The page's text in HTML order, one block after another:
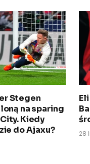
Stegen
na sparing
Kiedy
do Ajaxu?
28